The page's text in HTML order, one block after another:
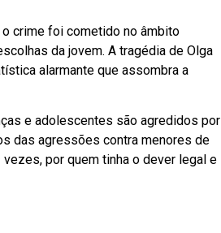
crime foi cometido no âmbito
da jovem. A tragédia de Olga
alarmante que assombra a
e adolescentes são agredidos por
das agressões contra menores de
por quem tinha o dever legal e